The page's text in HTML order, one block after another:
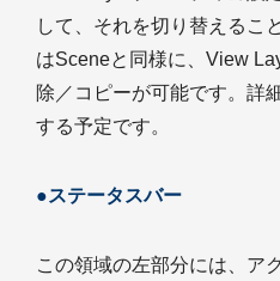
して、それを切り替えるこ
はSceneと同様に、View
除／コピーが可能です。詳
する予定です。
●ステータスバー
この領域の左部分には、ア